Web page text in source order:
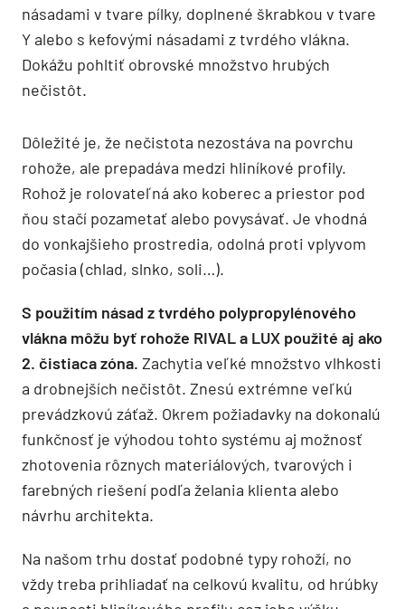
násadami v tvare pílky, doplnené škrabkou v tvare
Y alebo s kefovými násadami z tvrdého vlákna.
Dokážu pohltiť obrovské množstvo hrubých
nečistôt.
Dôležité je, že nečistota nezostáva na povrchu
rohože, ale prepadáva medzi hliníkové profily.
Rohož je rolovateľná ako koberec a priestor pod
ňou stačí pozametať alebo povysávať. Je vhodná
do vonkajšieho prostredia, odolná proti vplyvom
počasia (chlad, slnko, soli…).
S použitím násad z tvrdého polypropylénového
vlákna môžu byť rohože RIVAL a LUX použité aj ako
2. čistiaca zóna. Zachytia veľké množstvo vlhkosti
a drobnejších nečistôt. Znesú extrémne veľkú
prevádzkovú záťaž. Okrem požiadavky na dokonalú
funkčnosť je výhodou tohto systému aj možnosť
zhotovenia rôznych materiálových, tvarových i
farebných riešení podľa želania klienta alebo
návrhu architekta.
Na našom trhu dostať podobné typy rohoží, no
vždy treba prihliadať na celkovú kvalitu, od hrúbky